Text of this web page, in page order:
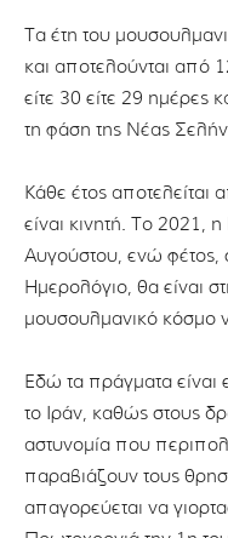
Τα έτη του
και αποτελούνται από
είτε 30 είτε 29 ημέρες
τη φάση της Νέας
Κάθε έτος αποτελείται
είναι κινητή. Το 2021,
Αυγούστου, ενώ φέτος,
Ημερολόγιο, θα είναι
μουσουλμανικό κόσμο
Εδώ τα πράγματα είναι
το Ιράν, καθώς στους
αστυνομία που
παραβιάζουν τους
απαγορεύεται να